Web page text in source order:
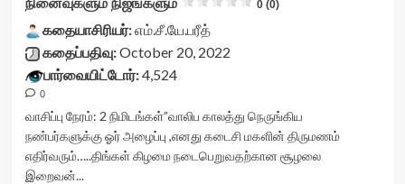
</div>
<span
stars-
title-
(0)
</span>
</div>
readonly-
rater-
aa557b445d664'
data-
rating='0'
rater-
starsize='16'
data-
rater-
class="yasr-
vv-
stars-
title-
container">
class='yasr-
stars-
title
yasr-
நினைவுகளும் நிஜங்களும் 0 (0)
கதையாசிரியர்:எம்.சீ.யே.பரீத்
கதைப்பதிவு:October 20, 2022
பார்வையிட்டோர்:4,524
0
வாசிப்பு நேரம்: 2 நிமிடங்கள்”வாலிப காலத்து நெருங்கிய
நண்பர்களுக்கு ஓர் அழைப்பு ,எனது கடைசி மகளின் திருமணம்
எதிர்வரும்…..திங்கள் கிழமை நடைபெறுவதற்கான சூழலை
இறைவன்...